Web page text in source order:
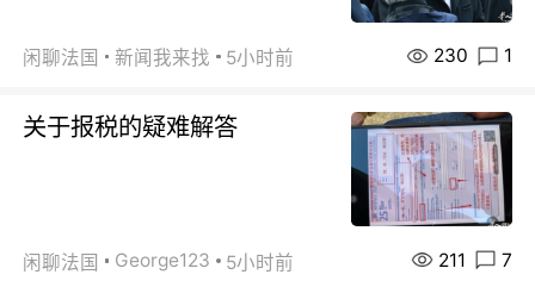
闲聊法国 新闻我来找 5小时前 230 1
关于报税的疑难解答
闲聊法国 George123 5小时前 211 7